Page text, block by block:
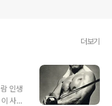
더보기
인생
사람